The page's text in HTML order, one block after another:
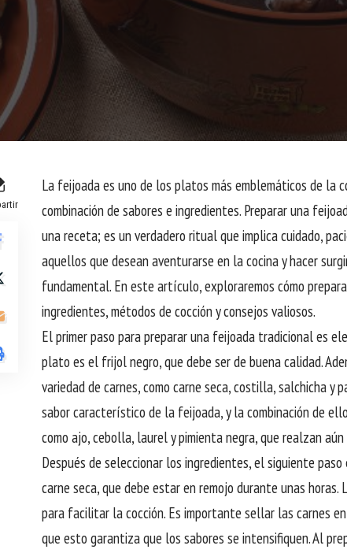
La feijoada es uno de los platos más emblemáticos de la
combinación de sabores e ingredientes. Preparar una
una receta; es un verdadero ritual que implica cuidado,
aquellos que desean aventurarse en la cocina y hacer
fundamental. En este artículo, exploraremos cómo
ingredientes, métodos de cocción y consejos valiosos.
El primer paso para preparar una feijoada tradicional es
plato es el frijol negro, que debe ser de buena calidad.
variedad de carnes, como carne seca, costilla, salchicha y
sabor característico de la feijoada, y la combinación de
como ajo, cebolla, laurel y pimienta negra, que realzan
Después de seleccionar los ingredientes, el siguiente
carne seca, que debe estar en remojo durante unas
para facilitar la cocción. Es importante sellar las carnes
que esto garantiza que los sabores se intensifiquen. Al